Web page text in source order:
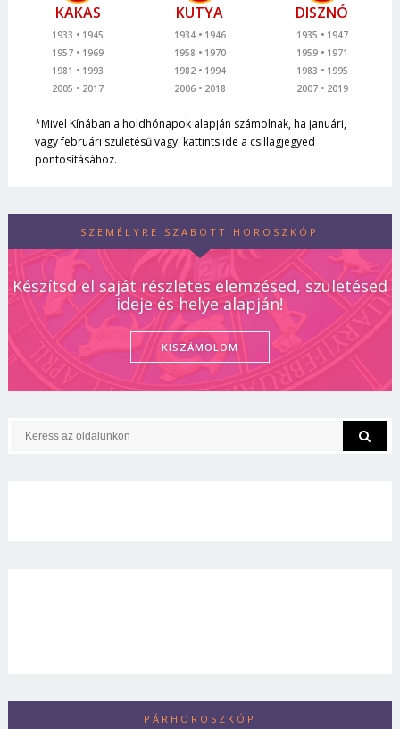
KAKAS
1933
1945
1957
1969
1981
1993
2005
2017
KUTYA
1934
1946
1958
1970
1982
1994
2006
2018
DISZNÓ
1935
1947
1959
1971
1983
1995
2007
2019
*Mivel Kínában a holdhónapok alapján számolnak, ha januári,
vagy februári születésű vagy, kattints ide a csillagjegyed
pontosításához.
SZEMÉLYRE SZABOTT HOROSZKÓP
Készítsd el saját részletes elemzésed, születésed
ideje és helye alapján!
KISZÁMOLOM
PÁRHOROSZKÓP